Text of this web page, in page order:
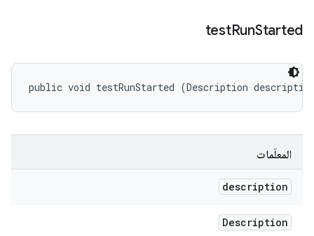
testRunStarted
public void testRunStarted (Description
المعلَمات
description
Description